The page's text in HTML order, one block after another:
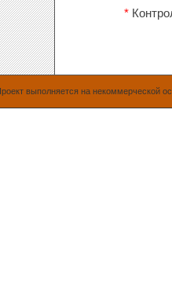
*
выполняется на некоммерческой